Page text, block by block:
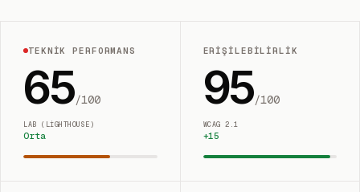
TEKNIK PERFORMANS
65/100
LAB (LIGHTHOUSE)
Orta
ERIŞILEBILIRLIK
95/100
WCAG 2.1
+15